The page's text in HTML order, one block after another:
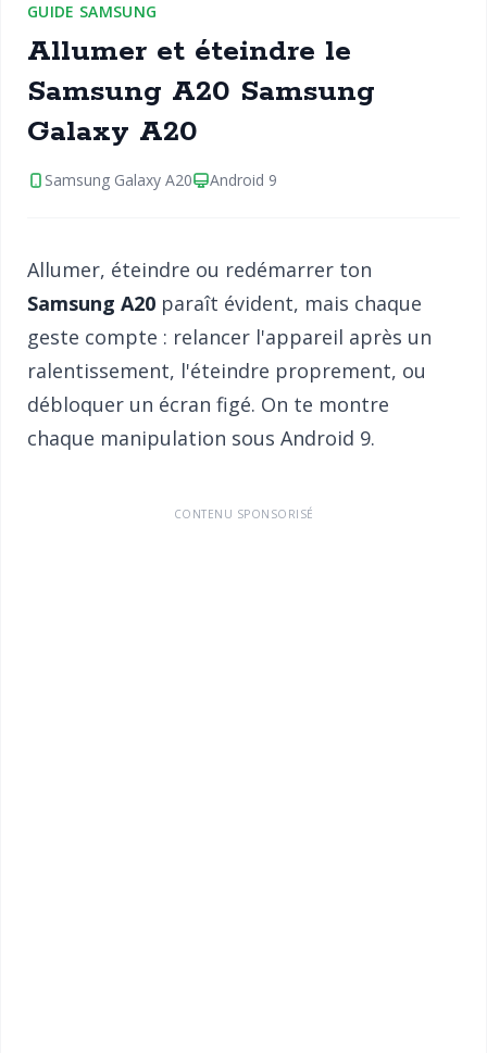
GUIDE SAMSUNG
Allumer et éteindre le
Samsung A20 Samsung
Galaxy A20
Samsung Galaxy A20 Android 9
Allumer, éteindre ou redémarrer ton
Samsung A20 paraît évident, mais chaque
geste compte : relancer l'appareil après un
ralentissement, l'éteindre proprement, ou
débloquer un écran figé. On te montre
chaque manipulation sous Android 9.
CONTENU SPONSORISÉ